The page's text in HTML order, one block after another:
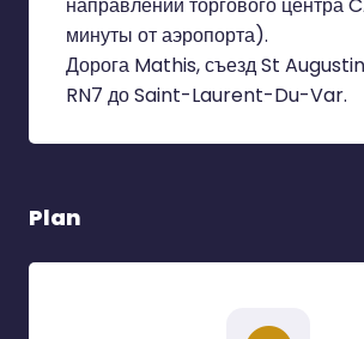
минуты от аэропорта).
Дорога Mathis, съезд St
RN7 до Saint-Laurent-Du-Var.
Plan